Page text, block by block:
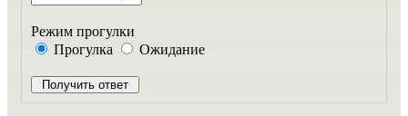
Режим прогулки
Прогулка
Ожидание